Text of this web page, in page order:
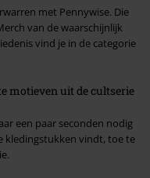
met Pennywise. Die
van de waarschijnlijk
vind je in de categorie
motieven uit de cultserie
een paar seconden nodig
kledingstukken vindt, toe te